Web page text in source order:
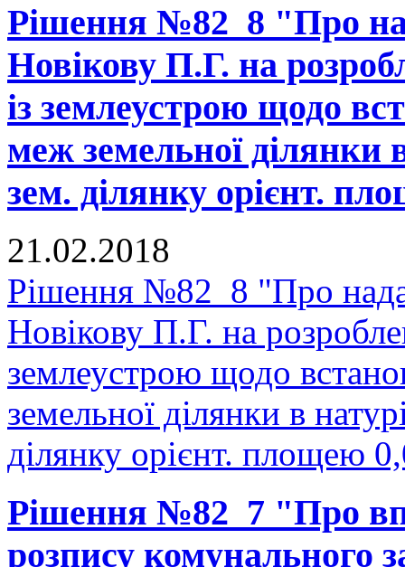
Рішення №82_8 "Про
Новікову П.Г. на
із землеустрою щодо
меж земельної ділянки
зем. ділянку орієнт.
21.02.2018
Рішення №82_8 "Про
Новікову П.Г. на
землеустрою щодо
земельної ділянки в
ділянку орієнт. площею
Рішення №82_7 "Про
розпису комунального